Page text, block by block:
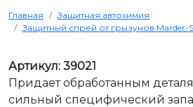
Главная
Защитная автохимия
Защитный спрей от грызунов Marder-
Артикул: 39021
Придает обработанным
сильный специфический